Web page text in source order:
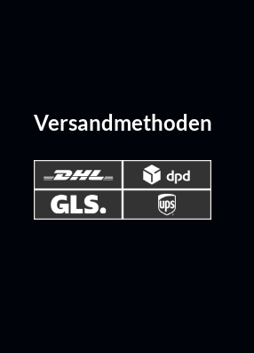
Versandmethoden